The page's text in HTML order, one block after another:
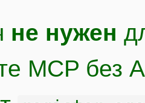
не нужен
MCP без